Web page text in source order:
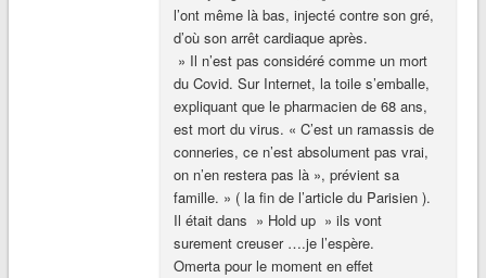
l’ont même là bas, injecté contre son gré,
d’où son arrêt cardiaque après.
» Il n’est pas considéré comme un mort
du Covid. Sur Internet, la toile s’emballe,
expliquant que le pharmacien de 68 ans,
est mort du virus. « C’est un ramassis de
conneries, ce n’est absolument pas vrai,
on n’en restera pas là », prévient sa
famille. » ( la fin de l’article du Parisien ).
Il était dans » Hold up » ils vont
surement creuser ….je l’espère.
Omerta pour le moment en effet